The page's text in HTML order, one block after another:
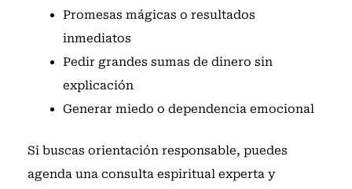
Promesas mágicas o resultados
inmediatos
Pedir grandes sumas de dinero sin
explicación
Generar miedo o dependencia emocional
Si buscas orientación responsable, puedes
agenda una consulta espiritual experta y